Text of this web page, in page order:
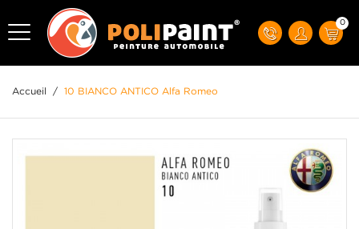
0
Accueil / 10 BIANCO ANTICO Alfa Romeo